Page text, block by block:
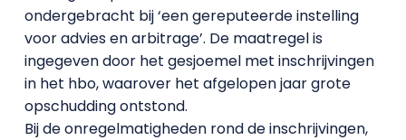
ondergebracht bij ‘een gereputeerde instelling
voor advies en arbitrage’. De maatregel is
ingegeven door het gesjoemel met inschrijvingen
in het hbo, waarover het afgelopen jaar grote
opschudding ontstond.
Bij de onregelmatigheden rond de inschrijvingen,